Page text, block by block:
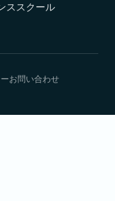
ススクール
お問い合わせ